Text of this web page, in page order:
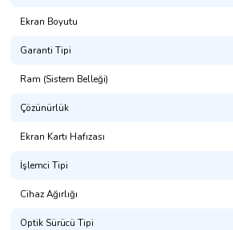
Ekran Boyutu
Garanti Tipi
Ram (Sistem Belleği)
Çözünürlük
Ekran Kartı Hafızası
İşlemci Tipi
Cihaz Ağırlığı
Optik Sürücü Tipi